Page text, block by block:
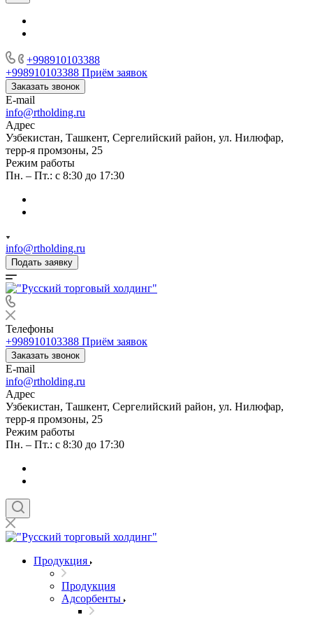
+998910103388
+998910103388 Приём заявок
Заказать звонок
E-mail
info@rtholding.ru
Адрес
Узбекистан, Ташкент, Сергелийский район, ул. Нилюфар,
терр-я промзоны, 25
Режим работы
Пн. – Пт.: с 8:30 до 17:30
info@rtholding.ru
Подать заявку
Телефоны
+998910103388 Приём заявок
Заказать звонок
E-mail
info@rtholding.ru
Адрес
Узбекистан, Ташкент, Сергелийский район, ул. Нилюфар,
терр-я промзоны, 25
Режим работы
Пн. – Пт.: с 8:30 до 17:30
Продукция
Продукция
Адсорбенты